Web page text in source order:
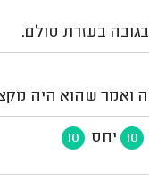
בגובה בעזרת סולם.
ואמר שהוא היה
10 יחס 10